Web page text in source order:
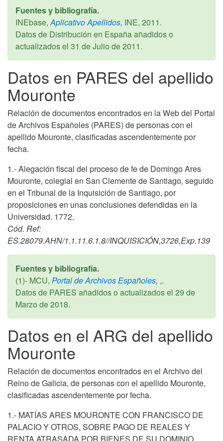
Fuentes y bibliografía.
INEbase, Aplicativo Apellidos, INE, 2011.
Datos de Distribución en España añadidos o
actualizados el 31 de Julio de 2011.
Datos en PARES del apellido
Mouronte
Relación de documentos encontrados en la Web del Portal
de Archivos Españoles (PARES) de personas con el
apellido Mouronte, clasificadas ascendentemente por
fecha.
1.- Alegación fiscal del proceso de fe de Domingo Ares
Mouronte, colegial en San Clemente de Santiago, seguido
en el Tribunal de la Inquisición de Santiago, por
proposiciones en unas conclusiones defendidas en la
Universidad. 1772.
Cód. Ref:
ES.28079.AHN/1.1.11.6.1.8//INQUISICIÓN,3726,Exp.139
Fuentes y bibliografía.
(1)- MCU, Portal de Archivos Españoles, ,.
Datos de PARES añadidos o actualizados el 29 de
Marzo de 2018.
Datos en el ARG del apellido
Mouronte
Relación de documentos encontrados en el Archivo del
Reino de Galicia, de personas con el apellido Mouronte,
clasificadas ascendentemente por fecha.
1.- MATÍAS ARES MOURONTE CON FRANCISCO DE
PALACIO Y OTROS, SOBRE PAGO DE REALES Y
RENTA ATRASADA POR BIENES DE SU DOMINIO.